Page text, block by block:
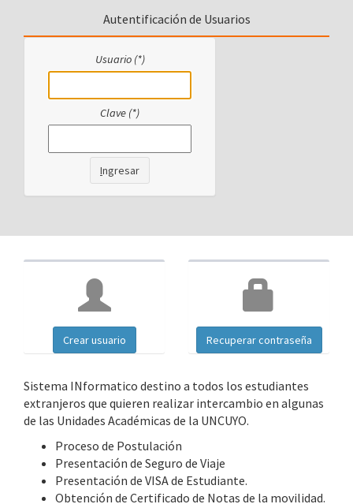
Autentificación de Usuarios
Usuario (*)
Clave (*)
Ingresar
Crear usuario Recuperar contraseña
Sistema INformatico destino a todos los estudiantes
extranjeros que quieren realizar intercambio en algunas
de las Unidades Académicas de la UNCUYO.
Proceso de Postulación
Presentación de Seguro de Viaje
Presentación de VISA de Estudiante.
Obtención de Certificado de Notas de la movilidad.